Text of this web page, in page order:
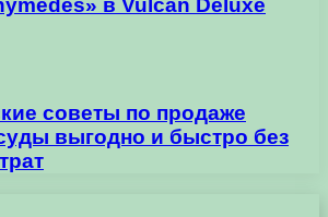
в Vulcan Deluxe
советы по продаже
выгодно и быстро без